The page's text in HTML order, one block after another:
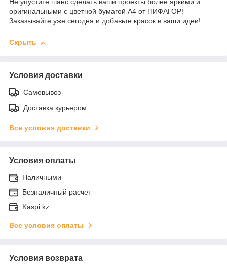
Не упустите шанс сделать ваши проекты более яркими и
оригинальными с цветной бумагой А4 от ПИФАГОР!
Заказывайте уже сегодня и добавьте красок в ваши идеи!
Скрыть
Условия доставки
Самовывоз
Доставка курьером
Все условия доставки
Условия оплаты
Наличными
Безналичный расчет
Kaspi.kz
Все условия оплаты
Условия возврата